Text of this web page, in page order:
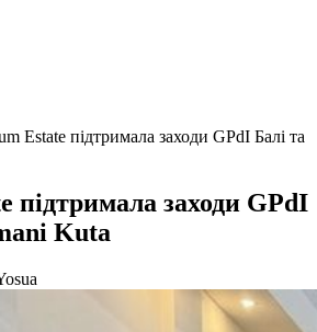
Estate підтримала заходи GPdI Балі та
підтримала заходи GPdI
Kuta